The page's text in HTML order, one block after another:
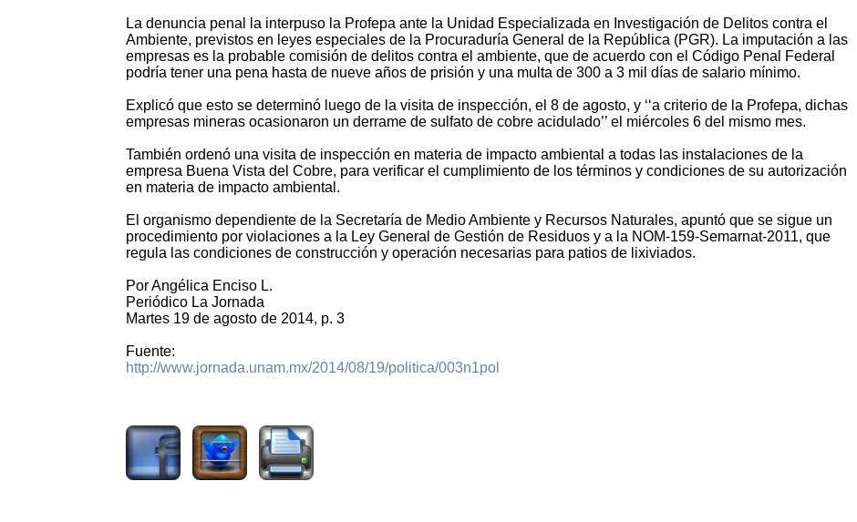
La denuncia penal la interpuso la Profepa ante la Unidad Especializada en Investigación de Delitos contra el
Ambiente, previstos en leyes especiales de la Procuraduría General de la República (PGR). La imputación a las
empresas es la probable comisión de delitos contra el ambiente, que de acuerdo con el Código Penal Federal
podría tener una pena hasta de nueve años de prisión y una multa de 300 a 3 mil días de salario mínimo.
Explicó que esto se determinó luego de la visita de inspección, el 8 de agosto, y ‘‘a criterio de la Profepa, dichas
empresas mineras ocasionaron un derrame de sulfato de cobre acidulado’’ el miércoles 6 del mismo mes.
También ordenó una visita de inspección en materia de impacto ambiental a todas las instalaciones de la
empresa Buena Vista del Cobre, para verificar el cumplimiento de los términos y condiciones de su autorización
en materia de impacto ambiental.
El organismo dependiente de la Secretaría de Medio Ambiente y Recursos Naturales, apuntó que se sigue un
procedimiento por violaciones a la Ley General de Gestión de Residuos y a la NOM-159-Semarnat-2011, que
regula las condiciones de construcción y operación necesarias para patios de lixiviados.
Por Angélica Enciso L.
Periódico La Jornada
Martes 19 de agosto de 2014, p. 3
Fuente:
http://www.jornada.unam.mx/2014/08/19/politica/003n1pol